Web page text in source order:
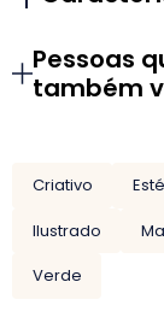
Pessoas
também
Criativo
Ilustrado
Verde